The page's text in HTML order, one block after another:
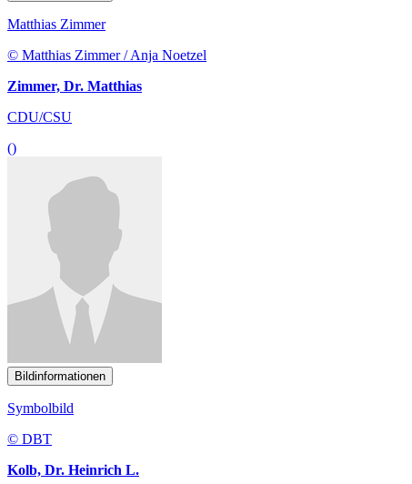
Matthias Zimmer
© Matthias Zimmer / Anja Noetzel
Zimmer, Dr. Matthias
CDU/CSU
()
Bildinformationen
Symbolbild
© DBT
Kolb, Dr. Heinrich L.